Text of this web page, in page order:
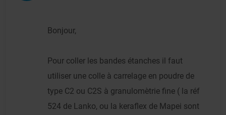
Bonjour,
Pour coller les bandes étanches il faut
utiliser une colle à carrelage en poudre de
type C2 ou C2S à granulomètrie fine ( la réf
524 de Lanko, ou la keraflex de Mapei sont